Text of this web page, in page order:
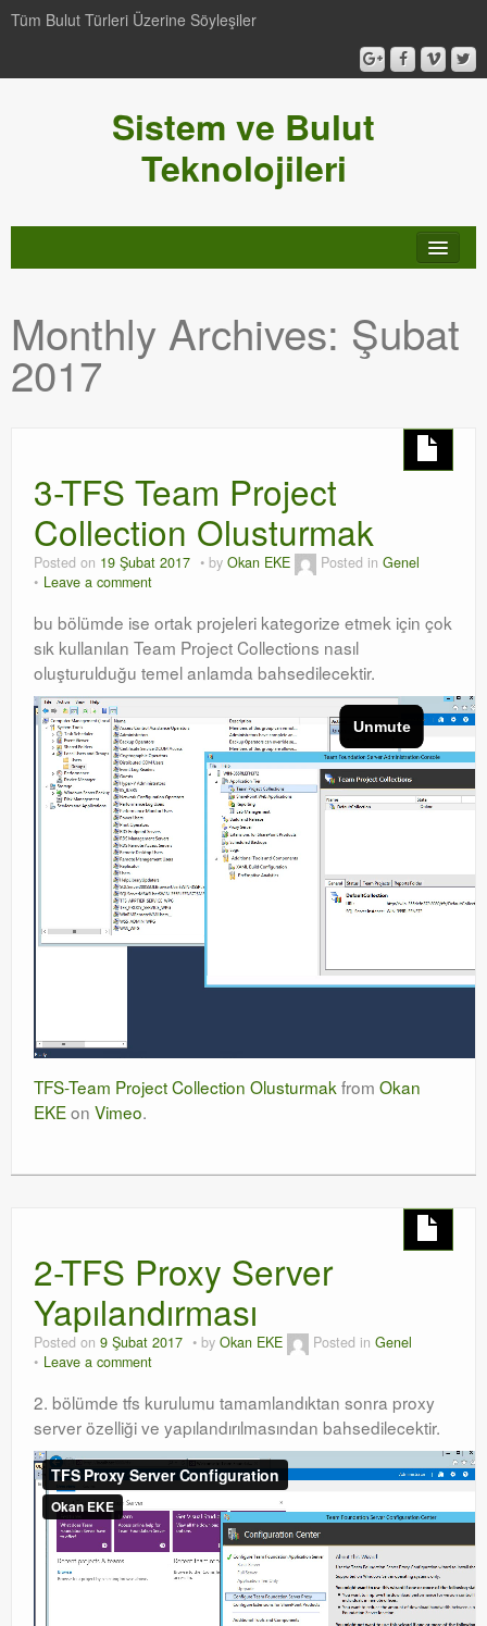
Tüm Bulut Türleri Üzerine Söyleşiler
Sistem ve Bulut
Teknolojileri
Genel
Video-Webcast-Seminer
SCOM
Orchestrator
Watchguard
PHP & MySQL
Exchange
Monthly Archives: Şubat
2017
3-TFS Team Project
Collection Olusturmak
Posted on 19 Şubat 2017 by Okan EKE Posted in Genel
Leave a comment
bu bölümde ise ortak projeleri kategorize etmek için çok
sık kullanılan Team Project Collections nasıl
oluşturulduğu temel anlamda bahsedilecektir.
TFS-Team Project Collection Olusturmak from Okan
EKEon Vimeo.
2-TFS Proxy Server
Yapılandırması
Posted on 9 Şubat 2017 by Okan EKE Posted in Genel
Leave a comment
2. bölümde tfs kurulumu tamamlandıktan sonra proxy
server özelliği ve yapılandırılmasından bahsedilecektir.